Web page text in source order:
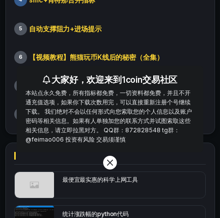
5 自动支撑阻力+进场提示
6 【视频教程】熊猫玩币K线后的秘密（全集）
汉化修正版smc智能资金订单指标
超短线剥头皮交易v1、v2版本
最便宜最实惠的科学上网工具
统计涨跌幅的python代码
大家好，欢迎来到1coin交易社区
本站点永久免费，所有指标都免费，一切资料都免费，并且不开
通充值选项，如果你下载次数用完，可以直接重新注册个号继续
下载。 我们绝对不会以任何形式向您索取您的个人信息以及账户
密码等相关信息。如果有人单独加您的联系方式并试图索取这些
相关信息，请立即拉黑对方。 QQ群：872828548 tg群：
@feimao006 投资有风险 交易须谨慎